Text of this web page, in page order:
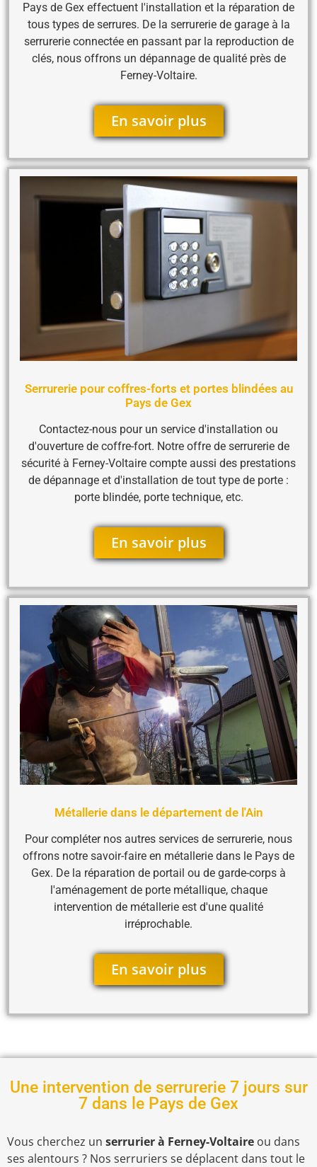
Pays de Gex effectuent l'installation et la réparation de
tous types de serrures. De la serrurerie de garage à la
serrurerie connectée en passant par la reproduction de
clés, nous offrons un dépannage de qualité près de
Ferney-Voltaire.
En savoir plus
Serrurerie pour coffres-forts et portes blindées au
Pays de Gex
Contactez-nous pour un service d'installation ou
d'ouverture de coffre-fort. Notre offre de serrurerie de
sécurité à Ferney-Voltaire compte aussi des prestations
de dépannage et d'installation de tout type de porte :
porte blindée, porte technique, etc.
En savoir plus
Métallerie dans le département de l'Ain
Pour compléter nos autres services de serrurerie, nous
offrons notre savoir-faire en métallerie dans le Pays de
Gex. De la réparation de portail ou de garde-corps à
l'aménagement de porte métallique, chaque
intervention de métallerie est d'une qualité
irréprochable.
En savoir plus
Une intervention de serrurerie 7 jours sur
7 dans le Pays de Gex
Vous cherchez un serrurier à Ferney-Voltaire ou dans
ses alentours ? Nos serruriers se déplacent dans tout le